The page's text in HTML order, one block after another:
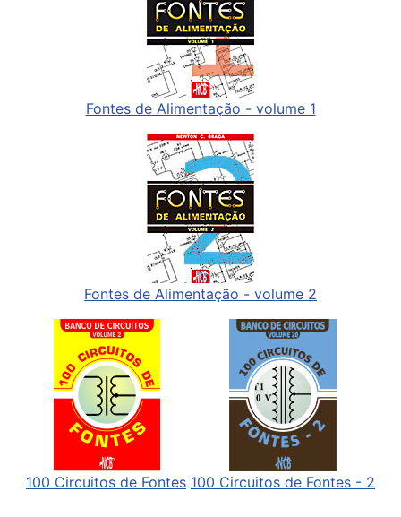
Fontes de Alimentação - volume 1
Fontes de Alimentação - volume 2
100 Circuitos de Fontes 100 Circuitos de Fontes - 2